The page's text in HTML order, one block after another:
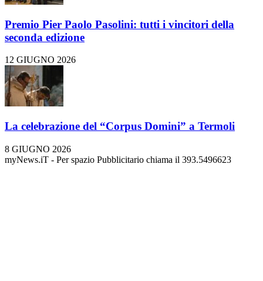
Premio Pier Paolo Pasolini: tutti i vincitori della
seconda edizione
12 GIUGNO 2026
La celebrazione del “Corpus Domini” a Termoli
8 GIUGNO 2026
myNews.iT - Per spazio Pubblicitario chiama il 393.5496623